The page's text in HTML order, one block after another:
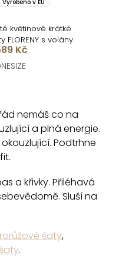
Vyrobeno v EU
květinové krátké
FLORENY s volány
Kč
nemáš co na
a plná energie.
Podtrhne
a křivky. Přiléhavá
Sluší na
šaty,
.